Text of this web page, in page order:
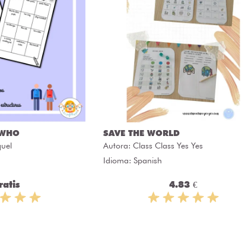
SAVE THE WORLD
Autora: Class Class Yes Yes
Idioma: Spanish
4.83 €